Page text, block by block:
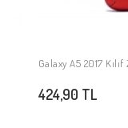
Galaxy A5 2017
424,90 TL